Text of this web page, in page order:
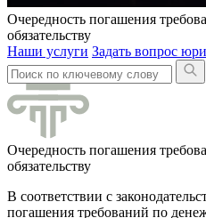
Очередность погашения
обязательству
Наши услуги Задать вопрос
Очередность погашения
обязательству
В соответствии с
погашения требований по